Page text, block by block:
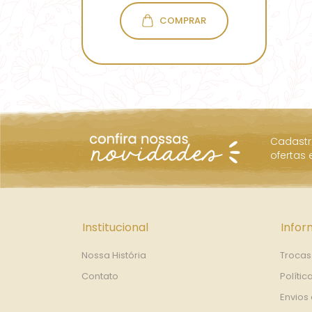
COMPRAR
ofertas
Institucional
Nossa História
Contato